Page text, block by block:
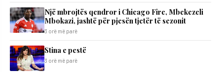
Një mbrojtës qendror i Chicago Fire, Mbekezeli
Mbokazi, jashtë për pjesën tjetër të sezonit
3 orë më parë
Stina e pestë
3 orë më parë